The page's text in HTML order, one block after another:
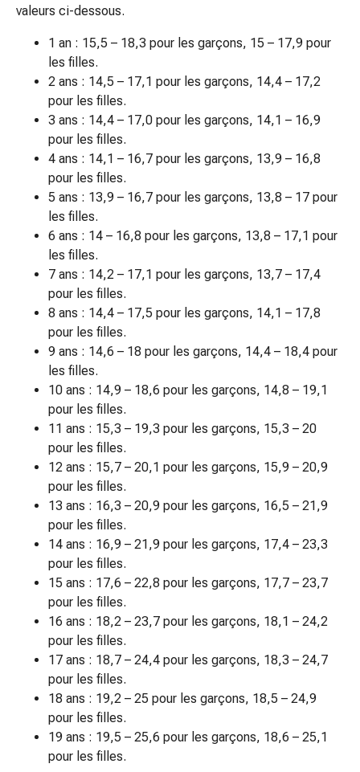
Troubles
et
vésicaux
Douleurs
et
fièvre
Maux
de
tête
et
migraine
Antidouleurs
Douleurs
musculaires
et
articulaires
Traitement
de
la
douleur
Thérapie
par
le
froid
Thérapie
par
la
chaleur
Nervosité
et
sommeil
Tranquillisants
Labilité
de
l’humeur
Troubles
du
sommeil
Ronflement
valeurs ci-dessous.
1 an : 15,5 – 18,3 pour les garçons, 15 – 17,9 pour
les filles.
2 ans : 14,5 – 17,1 pour les garçons, 14,4 – 17,2
pour les filles.
3 ans : 14,4 – 17,0 pour les garçons, 14,1 – 16,9
pour les filles.
4 ans : 14,1 – 16,7 pour les garçons, 13,9 – 16,8
pour les filles.
5 ans : 13,9 – 16,7 pour les garçons, 13,8 – 17 pour
les filles.
6 ans : 14 – 16,8 pour les garçons, 13,8 – 17,1 pour
les filles.
7 ans : 14,2 – 17,1 pour les garçons, 13,7 – 17,4
pour les filles.
8 ans : 14,4 – 17,5 pour les garçons, 14,1 – 17,8
pour les filles.
9 ans : 14,6 – 18 pour les garçons, 14,4 – 18,4 pour
les filles.
10 ans : 14,9 – 18,6 pour les garçons, 14,8 – 19,1
pour les filles.
11 ans : 15,3 – 19,3 pour les garçons, 15,3 – 20
pour les filles.
12 ans : 15,7 – 20,1 pour les garçons, 15,9 – 20,9
pour les filles.
13 ans : 16,3 – 20,9 pour les garçons, 16,5 – 21,9
pour les filles.
14 ans : 16,9 – 21,9 pour les garçons, 17,4 – 23,3
pour les filles.
15 ans : 17,6 – 22,8 pour les garçons, 17,7 – 23,7
pour les filles.
16 ans : 18,2 – 23,7 pour les garçons, 18,1 – 24,2
pour les filles.
17 ans : 18,7 – 24,4 pour les garçons, 18,3 – 24,7
pour les filles.
18 ans : 19,2 – 25 pour les garçons, 18,5 – 24,9
pour les filles.
19 ans : 19,5 – 25,6 pour les garçons, 18,6 – 25,1
pour les filles.